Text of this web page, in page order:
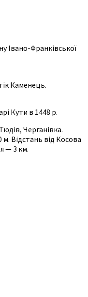
Івано-Франківської
Каменець.
Кути в 1448 р.
Черганівка.
Відстань від Косова
— 3 км.